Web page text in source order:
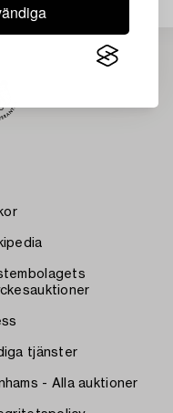
tjänster
- Alla auktioner